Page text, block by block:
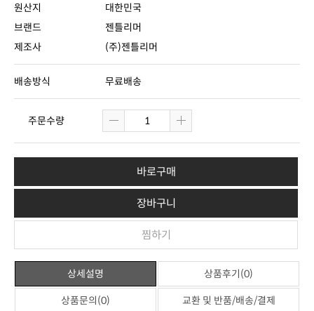
원산지
대한민국
브랜드
젠틀리머
제조사
(주)젠틀리머
배송방식 무료배송
주문수량
바로구매
장바구니
찜하기
상세설명 상품후기(0)
상품문의(0) 교환 및 반품/배송/결제